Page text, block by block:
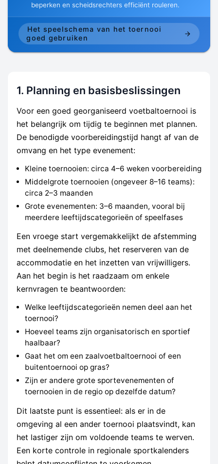
beperken en scheidsrechters efficiënt rouleren.
Het speelschema van het toernooi
goed gebruiken
1. Planning en basisbeslissingen
Voor een goed georganiseerd voetbaltoernooi is
het belangrijk om tijdig te beginnen met plannen.
De benodigde voorbereidingstijd hangt af van de
omvang en het type evenement:
Kleine toernooien: circa 4–6 weken voorbereiding
Middelgrote toernooien (ongeveer 8–16 teams):
circa 2–3 maanden
Grote evenementen: 3–6 maanden, vooral bij
meerdere leeftijdscategorieën of speelfases
Een vroege start vergemakkelijkt de afstemming
met deelnemende clubs, het reserveren van de
accommodatie en het inzetten van vrijwilligers.
Aan het begin is het raadzaam om enkele
kernvragen te beantwoorden:
Welke leeftijdscategorieën nemen deel aan het
toernooi?
Hoeveel teams zijn organisatorisch en sportief
haalbaar?
Gaat het om een zaalvoetbaltoernooi of een
buitentoernooi op gras?
Zijn er andere grote sportevenementen of
toernooien in de regio op dezelfde datum?
Dit laatste punt is essentieel: als er in de
omgeving al een ander toernooi plaatsvindt, kan
het lastiger zijn om voldoende teams te werven.
Een korte controle in regionale sportkalenders